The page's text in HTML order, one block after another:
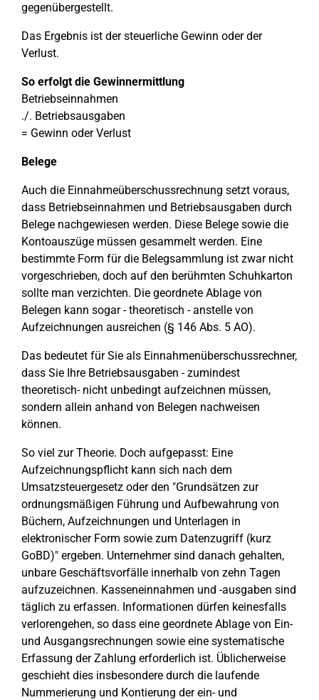
gegenübergestellt.
Das Ergebnis ist der steuerliche Gewinn oder der
Verlust.
So erfolgt die Gewinnermittlung
Betriebseinnahmen
./. Betriebsausgaben
= Gewinn oder Verlust
Belege
Auch die Einnahmeüberschussrechnung setzt voraus,
dass Betriebseinnahmen und Betriebsausgaben durch
Belege nachgewiesen werden. Diese Belege sowie die
Kontoauszüge müssen gesammelt werden. Eine
bestimmte Form für die Belegsammlung ist zwar nicht
vorgeschrieben, doch auf den berühmten Schuhkarton
sollte man verzichten. Die geordnete Ablage von
Belegen kann sogar - theoretisch - anstelle von
Aufzeichnungen ausreichen (§ 146 Abs. 5 AO).
Das bedeutet für Sie als Einnahmenüberschussrechner,
dass Sie Ihre Betriebsausgaben - zumindest
theoretisch- nicht unbedingt aufzeichnen müssen,
sondern allein anhand von Belegen nachweisen
können.
So viel zur Theorie. Doch aufgepasst: Eine
Aufzeichnungspflicht kann sich nach dem
Umsatzsteuergesetz oder den "Grundsätzen zur
ordnungsmäßigen Führung und Aufbewahrung von
Büchern, Aufzeichnungen und Unterlagen in
elektronischer Form sowie zum Datenzugriff (kurz
GoBD)" ergeben. Unternehmer sind danach gehalten,
unbare Geschäftsvorfälle innerhalb von zehn Tagen
aufzuzeichnen. Kasseneinnahmen und -ausgaben sind
täglich zu erfassen. Informationen dürfen keinesfalls
verlorengehen, so dass eine geordnete Ablage von Ein-
und Ausgangsrechnungen sowie eine systematische
Erfassung der Zahlung erforderlich ist. Üblicherweise
geschieht dies insbesondere durch die laufende
Nummerierung und Kontierung der ein- und